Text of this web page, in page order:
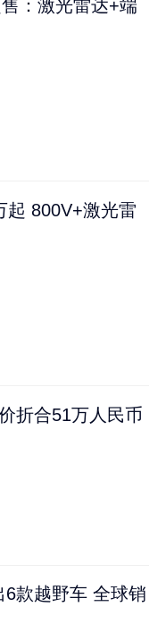
：激光雷达+端
起 800V+激光雷
折合51万人民币
款越野车 全球销